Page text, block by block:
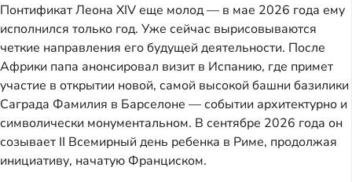
Понтификат Леона XIV еще молод — в мае 2026 года ему
исполнился только год. Уже сейчас вырисовываются
четкие направления его будущей деятельности. После
Африки папа анонсировал визит в Испанию, где примет
участие в открытии новой, самой высокой башни базилики
Саграда Фамилия в Барселоне — событии архитектурно и
символически монументальном. В сентябре 2026 года он
созывает II Всемирный день ребенка в Риме, продолжая
инициативу, начатую Франциском.